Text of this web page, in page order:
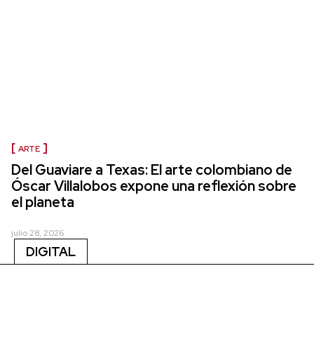
ARTE
Del Guaviare a Texas: El arte colombiano de
Óscar Villalobos expone una reflexión sobre
el planeta
julio 28, 2026
DIGITAL